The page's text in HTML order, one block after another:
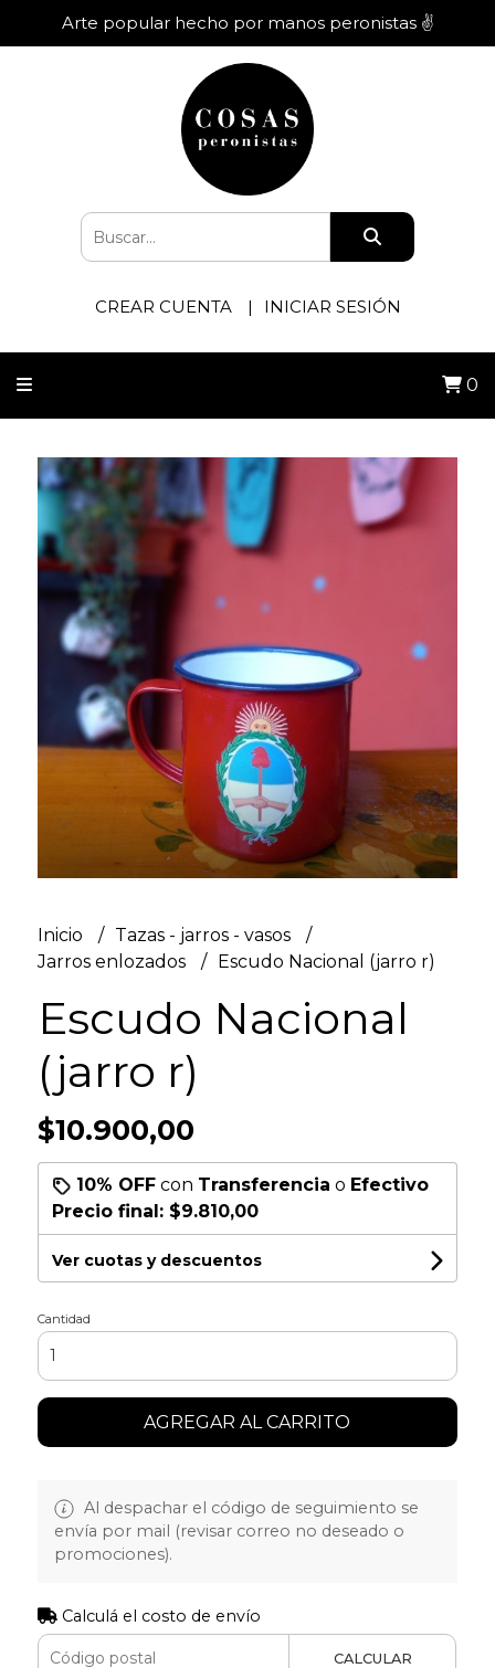
Arte popular hecho por manos peronistas ✌️
CREAR CUENTA INICIAR SESIÓN
0
Inicio
Tazas - jarros - vasos
Jarros enlozados
Escudo Nacional (jarro r)
Escudo Nacional
(jarro r)
$10.900,00
10% OFFcon Transferencia o Efectivo
Precio final: $9.810,00
Ver cuotas y descuentos
Cantidad
AGREGAR AL CARRITO
Al despachar el código de seguimiento se
envía por mail (revisar correo no deseado o
promociones).
Calculá el costo de envío
CALCULAR